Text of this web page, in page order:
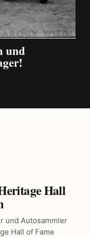
und
Hall
und Autosammler
Hall of Fame